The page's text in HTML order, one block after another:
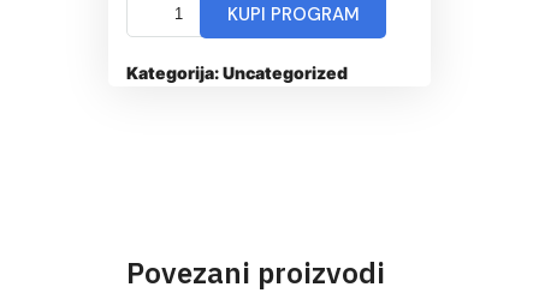
KUPI PROGRAM
Kategorija:Uncategorized
Povezani proizvodi